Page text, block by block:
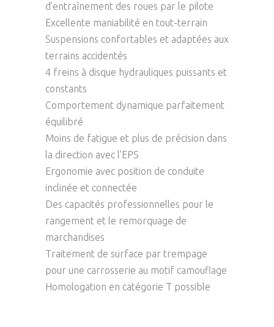
d’entraînement des roues par le pilote
Excellente maniabilité en tout-terrain
Suspensions confortables et adaptées aux
terrains accidentés
4 freins à disque hydrauliques puissants et
constants
Comportement dynamique parfaitement
équilibré
Moins de fatigue et plus de précision dans
la direction avec l’EPS
Ergonomie avec position de conduite
inclinée et connectée
Des capacités professionnelles pour le
rangement et le remorquage de
marchandises
Traitement de surface par trempage
pour une carrosserie au motif camouflage
Homologation en catégorie T possible